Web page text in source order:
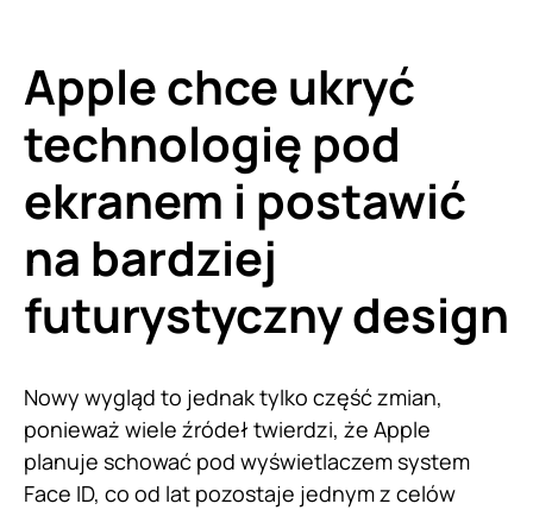
Apple chce ukryć
technologię pod
ekranem i postawić
na bardziej
futurystyczny design
Nowy wygląd to jednak tylko część zmian,
ponieważ wiele źródeł twierdzi, że Apple
planuje schować pod wyświetlaczem system
Face ID, co od lat pozostaje jednym z celów